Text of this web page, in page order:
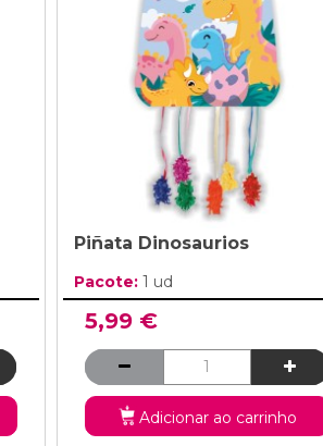
Piñata Dinosaurios
Pacote: 1 ud
5,99 €
Adicionar ao carrinho